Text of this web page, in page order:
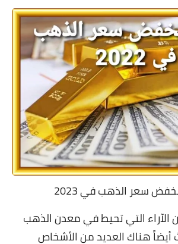
سعر الذهب في 2023
الآراء التي تحيط في معدن الذهب
أيضاً هناك العديد من الأشخاص